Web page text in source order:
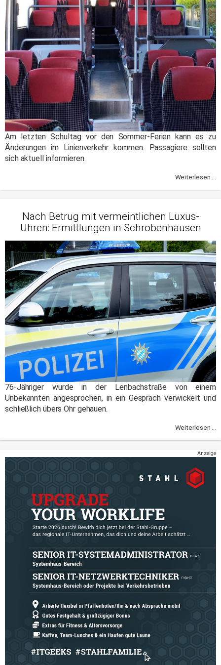
Am letzten Schultag vor den Sommer-Ferien kann es zu
Änderungen im Linienverkehr kommen. Passagiere sollten
sich aktuell informieren.
Weiterlesen ...
Nach Betrug mit vermeintlichen Luxus-
Uhren: Ermittlungen in Schrobenhausen
76-Jähriger wurde in der Lenbachstraße von einem
Unbekannten angesprochen, in ein Gespräch verwickelt und
schließlich übers Ohr gehauen.
Weiterlesen ...
Anzeige